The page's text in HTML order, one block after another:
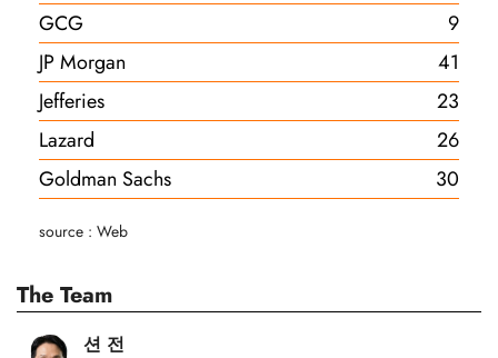
GCG
9
JP Morgan
41
Jefferies
23
Lazard
26
Goldman Sachs
30
source : Web
The Team
션 전